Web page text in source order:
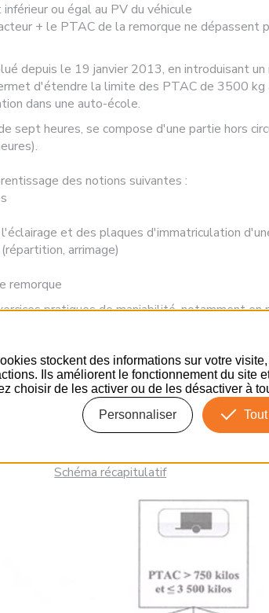
ou égal au PV du véhicule
+ le PTAC de la remorque ne dépassent
depuis le 19 janvier 2013, en introduisant un
d'étendre la limite des PTAC de 3500 kg
dans une auto-école.
sept heures, se compose d'une partie hors
des notions suivantes :
et des plaques d'immatriculation
arrimage)
remorque
pratiques de maniabilité, notamment en
(durée totale 3h, avec un minimum de 50
suivants :
anticipation, freinage
trajectoires, croisement, dépassement
usagers
nécessaire de passer le permis E.
Schéma récapitulatif
stockent des informations sur votre
Ils améliorent le fonctionnement du site
choisir de les activer ou de les désactiver à
Personnaliser